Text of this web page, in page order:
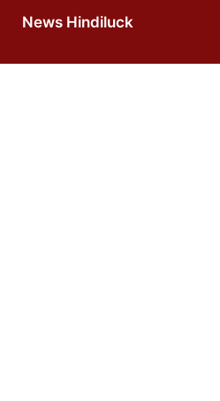
News Hindiluck